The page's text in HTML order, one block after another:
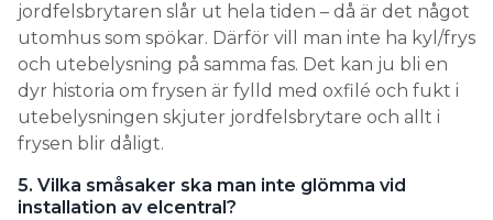
jordfelsbrytaren slår ut hela tiden – då är det något
utomhus som spökar. Därför vill man inte ha kyl/frys
och utebelysning på samma fas. Det kan ju bli en
dyr historia om frysen är fylld med oxfilé och fukt i
utebelysningen skjuter jordfelsbrytare och allt i
frysen blir dåligt.
5. Vilka småsaker ska man inte glömma vid
installation av elcentral?